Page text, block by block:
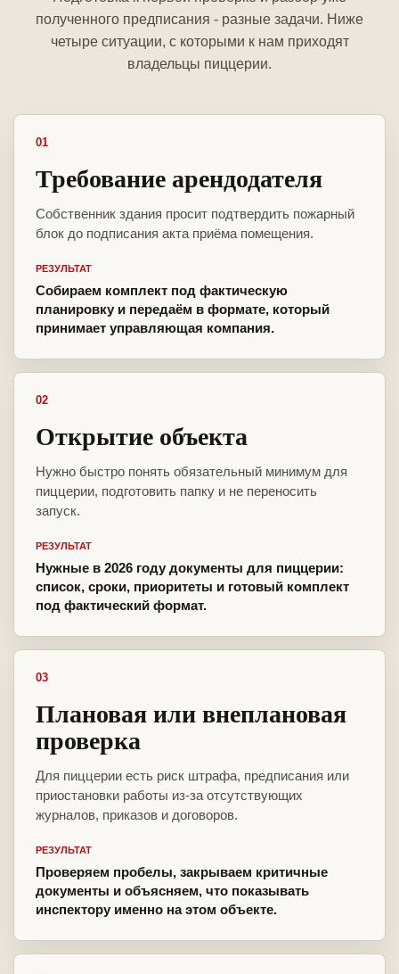
полученного предписания - разные задачи. Ниже
четыре ситуации, с которыми к нам приходят
владельцы пиццерии.
01
Требование арендодателя
Собственник здания просит подтвердить пожарный
блок до подписания акта приёма помещения.
РЕЗУЛЬТАТ
Собираем комплект под фактическую
планировку и передаём в формате, который
принимает управляющая компания.
02
Открытие объекта
Нужно быстро понять обязательный минимум для
пиццерии, подготовить папку и не переносить
запуск.
РЕЗУЛЬТАТ
Нужные в 2026 году документы для пиццерии:
список, сроки, приоритеты и готовый комплект
под фактический формат.
03
Плановая или внеплановая
проверка
Для пиццерии есть риск штрафа, предписания или
приостановки работы из-за отсутствующих
журналов, приказов и договоров.
РЕЗУЛЬТАТ
Проверяем пробелы, закрываем критичные
документы и объясняем, что показывать
инспектору именно на этом объекте.